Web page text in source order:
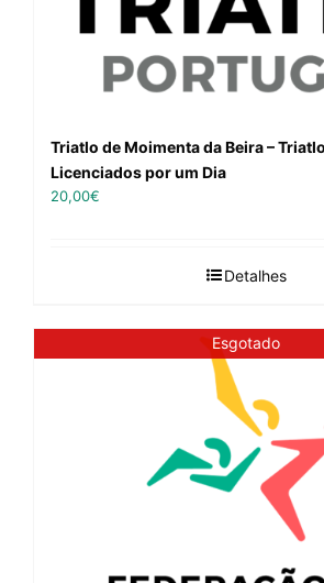
Triatlo de Moimenta da Beira –
Licenciados por um Dia
20,00€
Detalhes
Esgotado